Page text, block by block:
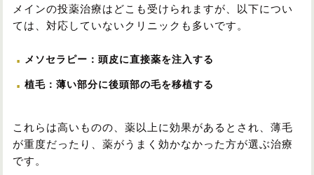
メインの投薬治療はどこも受けられますが、以下につい
ては、対応していないクリニックも多いです。
メソセラピー：頭皮に直接薬を注入する
植毛：薄い部分に後頭部の毛を移植する
これらは高いものの、薬以上に効果があるとされ、薄毛
が重度だったり、薬がうまく効かなかった方が選ぶ治療
です。